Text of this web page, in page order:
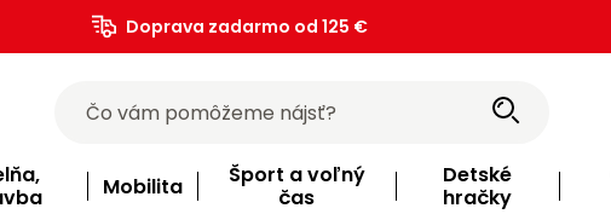
Doprava zadarmo od 125 €
Mobilita
Šport a voľný
čas
Detské
hračky